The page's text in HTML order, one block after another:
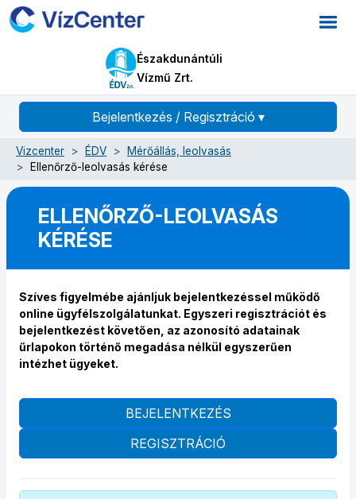
Északdunántúli
Vízmű Zrt.
Bejelentkezés / Regisztráció ▾
Vizcenter ÉDV
Mérőállás, leolvasás
Ellenőrző-leolvasás kérése
ELLENŐRZŐ-LEOLVASÁS
KÉRÉSE
Szíves figyelmébe ajánljuk bejelentkezéssel működő
online ügyfélszolgálatunkat. Egyszeri regisztrációt és
bejelentkezést követően, az azonosító adatainak
űrlapokon történő megadása nélkül egyszerűen
intézhet ügyeket.
BEJELENTKEZÉS
REGISZTRÁCIÓ